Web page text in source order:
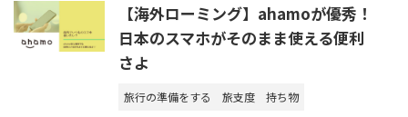
【海外ローミング】ahamoが優秀！
日本のスマホがそのまま使える便利
さよ
旅行の準備をする 旅支度 持ち物